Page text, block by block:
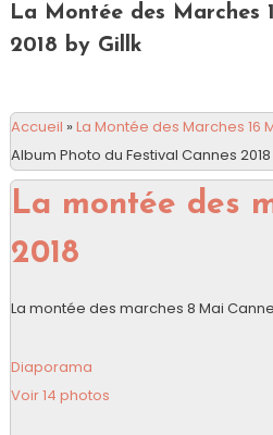
La Montée des Marches
2018 by Gillk
Accueil »La Montée des Marches 16
Album Photo du Festival Cannes 2018
La montée des
2018
La montée des marches 8 Mai
Diaporama
Voir 14 photos